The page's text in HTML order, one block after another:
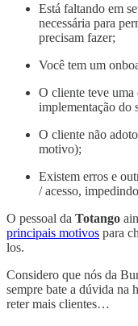
Está faltando em
necessária para
precisam fazer;
Você tem um
O cliente teve
implementação do
O cliente não
motivo);
Existem erros e
/ acesso,
O pessoal da Totango
principais motivos para
los.
Considero que nós da
sempre bate a dúvida na
reter mais clientes…